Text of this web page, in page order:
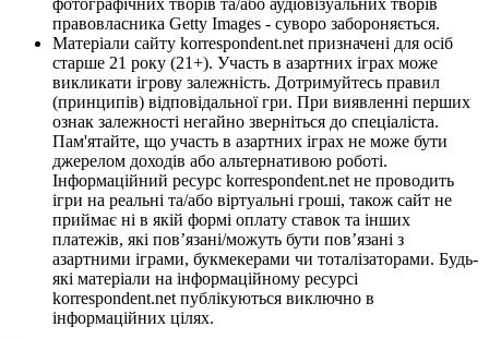
правовласника Getty Images - суворо забороняється.
Матеріали сайту korrespondent.net призначені для осіб
старше 21 року (21+). Участь в азартних іграх може
викликати ігрову залежність. Дотримуйтесь правил
(принципів) відповідальної гри. При виявленні перших
ознак залежності негайно зверніться до спеціаліста.
Пам'ятайте, що участь в азартних іграх не може бути
джерелом доходів або альтернативою роботі.
Інформаційний ресурс korrespondent.net не проводить
ігри на реальні та/або віртуальні гроші, також сайт не
приймає ні в якій формі оплату ставок та інших
платежів, які пов’язані/можуть бути пов’язані з
азартними іграми, букмекерами чи тоталізаторами. Будь-
які матеріали на інформаційному ресурсі
korrespondent.net публікуються виключно в
інформаційних цілях.